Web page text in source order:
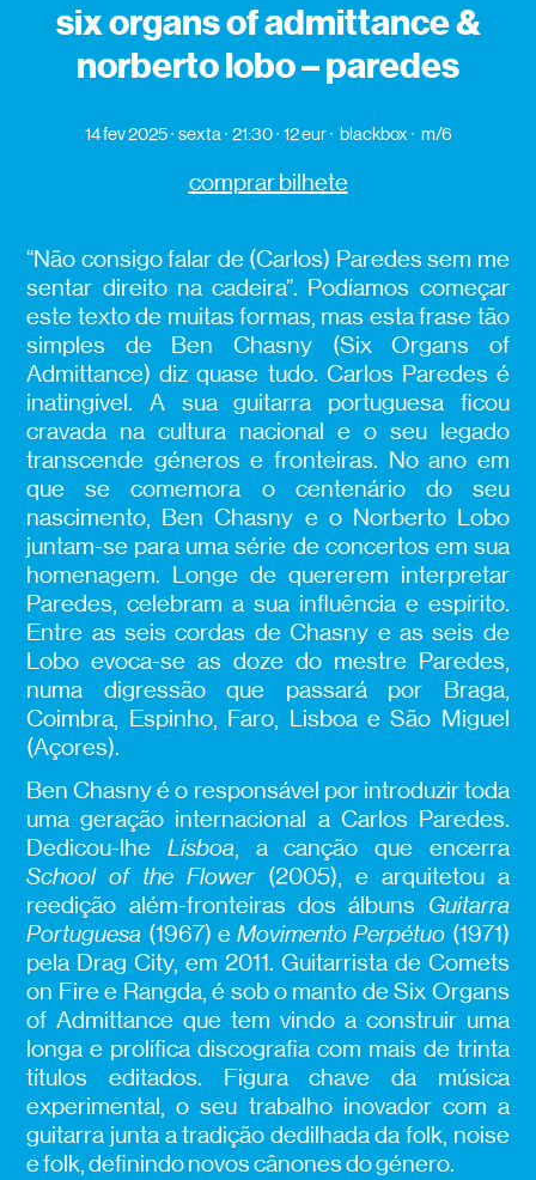
six organs of admittance &
norberto lobo – paredes
14 fev 2025 sexta 21:30 12 eur blackbox m/6
comprar bilhete
“Não consigo falar de (Carlos) Paredes sem me
sentar direito na cadeira”. Podíamos começar
este texto de muitas formas, mas esta frase tão
simples de Ben Chasny (Six Organs of
Admittance) diz quase tudo. Carlos Paredes é
inatingível. A sua guitarra portuguesa ficou
cravada na cultura nacional e o seu legado
transcende géneros e fronteiras. No ano em
que se comemora o centenário do seu
nascimento, Ben Chasny e o Norberto Lobo
juntam-se para uma série de concertos em sua
homenagem. Longe de quererem interpretar
Paredes, celebram a sua influência e espírito.
Entre as seis cordas de Chasny e as seis de
Lobo evoca-se as doze do mestre Paredes,
numa digressão que passará por Braga,
Coimbra, Espinho, Faro, Lisboa e São Miguel
(Açores).
Ben Chasny é o responsável por introduzir toda
uma geração internacional a Carlos Paredes.
Dedicou-lheLisboa, a canção que encerra
School of the Flower (2005), e arquitetou a
reedição além-fronteiras dos álbuns Guitarra
Portuguesa (1967) eMovimento Perpétuo (1971)
pela Drag City, em 2011. Guitarrista de Comets
on Fire e Rangda, é sob o manto de Six Organs
of Admittance que tem vindo a construir uma
longa e prolífica discografia com mais de trinta
títulos editados. Figura chave da música
experimental, o seu trabalho inovador com a
guitarra junta a tradição dedilhada da folk, noise
e folk, definindo novos cânones do género.